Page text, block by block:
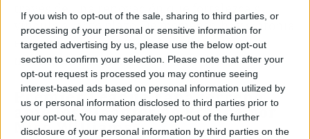
If you wish to opt-out of the sale, sharing to third parties, or
processing of your personal or sensitive information for
targeted advertising by us, please use the below opt-out
section to confirm your selection. Please note that after your
opt-out request is processed you may continue seeing
interest-based ads based on personal information utilized by
us or personal information disclosed to third parties prior to
your opt-out. You may separately opt-out of the further
disclosure of your personal information by third parties on the
través de una renovación que fortalezca su
vínculo a largo plazo. De momento, hay sintonía
entre las partes, pero todos saben que el
mercado no espera.
Premier League gana terreno
ante los gigantes de España por
Nico Williams